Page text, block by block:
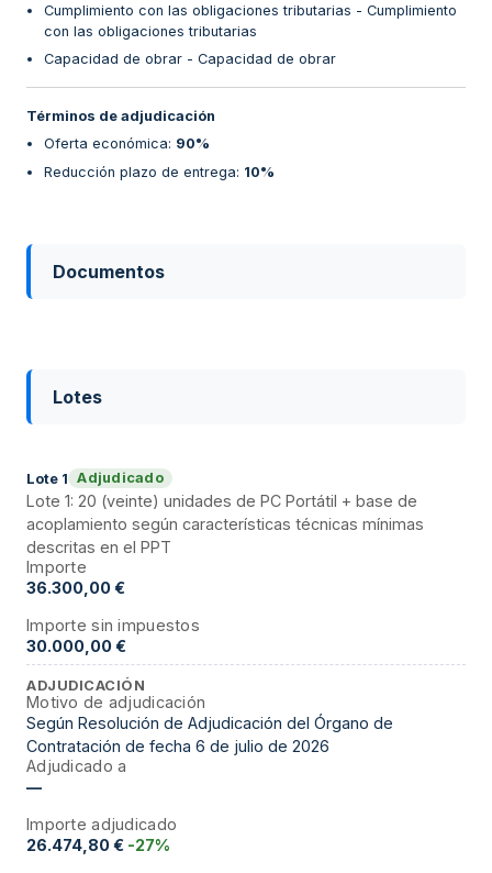
Cumplimiento con las obligaciones tributarias - Cumplimiento
con las obligaciones tributarias
Capacidad de obrar - Capacidad de obrar
Términos de adjudicación
Oferta económica: 90%
Reducción plazo de entrega: 10%
Documentos
Lotes
Lote 1 Adjudicado
Lote 1: 20 (veinte) unidades de PC Portátil + base de
acoplamiento según características técnicas mínimas
descritas en el PPT
Importe
36.300,00 €
Importe sin impuestos
30.000,00 €
ADJUDICACIÓN
Motivo de adjudicación
Según Resolución de Adjudicación del Órgano de
Contratación de fecha 6 de julio de 2026
Adjudicado a
—
Importe adjudicado
26.474,80 € -27%